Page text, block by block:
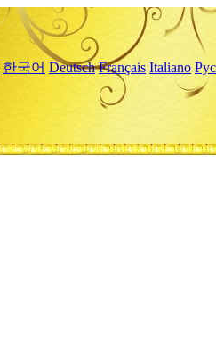
한국어 Deutsch Français Italiano